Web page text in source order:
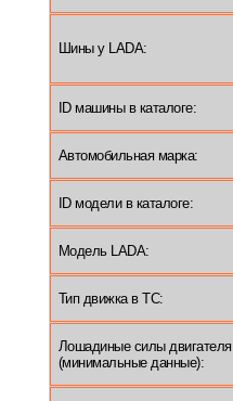
Шины у LADA:
ID машины в каталоге:
Автомобильная марка:
ID модели в каталоге:
Модель LADA:
Тип движка в ТС:
Лошадиные силы двигателя
(минимальные данные):